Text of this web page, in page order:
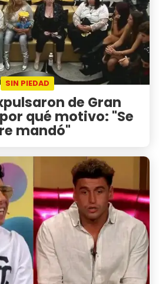
SIN PIEDAD
de Gran
qué motivo: "Se
mandó"